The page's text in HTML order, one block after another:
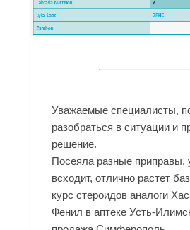
Уважаемые специалисты,
разобраться в ситуации и
решение.
Посеяла разные приправы,
всходит, отлично растет
курс стероидов аналоги
Фенил в аптеке Усть-